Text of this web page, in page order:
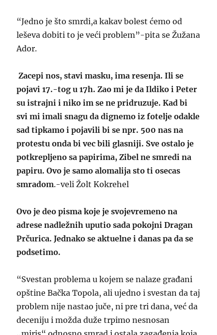
“Jedno je što smrdi,a kakav bolest ćemo od
leševa dobiti to je veći problem”-pita se Žužana
Ador.
Zacepi nos, stavi masku, ima resenja. Ili se
pojavi 17.-tog u 17h. Zao mi je da Ildiko i Peter
su istrajni i niko im se ne pridruzuje. Kad bi
svi mi imali snagu da dignemo iz fotelje odakle
sad tipkamo i pojavili bi se npr. 500 nas na
protestu onda bi vec bili glasniji. Sve ostalo je
potkrepljeno sa papirima, Zibel ne smredi na
papiru. Ovo je samo alomalija sto ti osecas
smradom.-veli Žolt Kokrehel
Ovo je deo pisma koje je svojevremeno na
adrese nadležnih uputio sada pokojni Dragan
Prčurica. Jednako se aktuelne i danas pa da se
podsetimo.
“Svestan problema u kojem se nalaze građani
opštine Bačka Topola, ali ujedno i svestan da taj
problem nije nastao juče, ni pre tri dana, već da
deceniju i možda duže trpimo nesnosan